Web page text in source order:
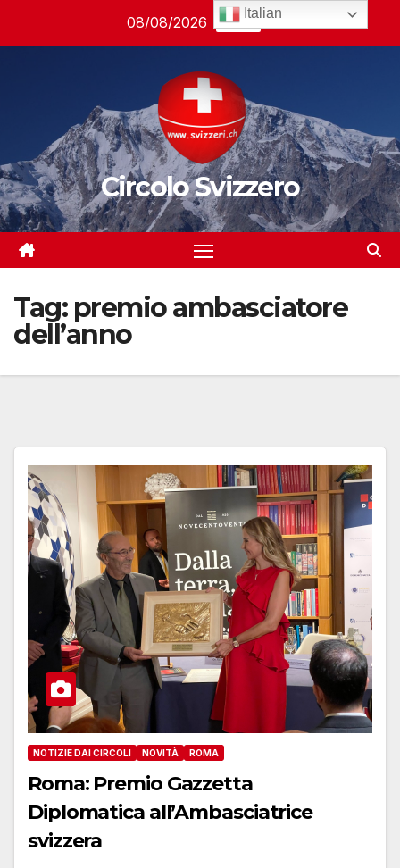
08/08/2026 03:38
Circolo Svizzero
Tag: premio ambasciatore
dell’anno
NOTIZIE DAI CIRCOLI NOVITÀ ROMA
Roma: Premio Gazzetta
Diplomatica all’Ambasciatrice
svizzera
Italian